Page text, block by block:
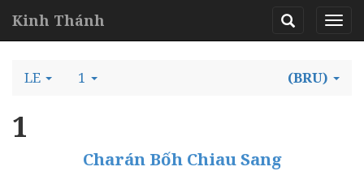
Kinh Thánh
LE 1 (BRU)
1
Charán Bốh Chiau Sang